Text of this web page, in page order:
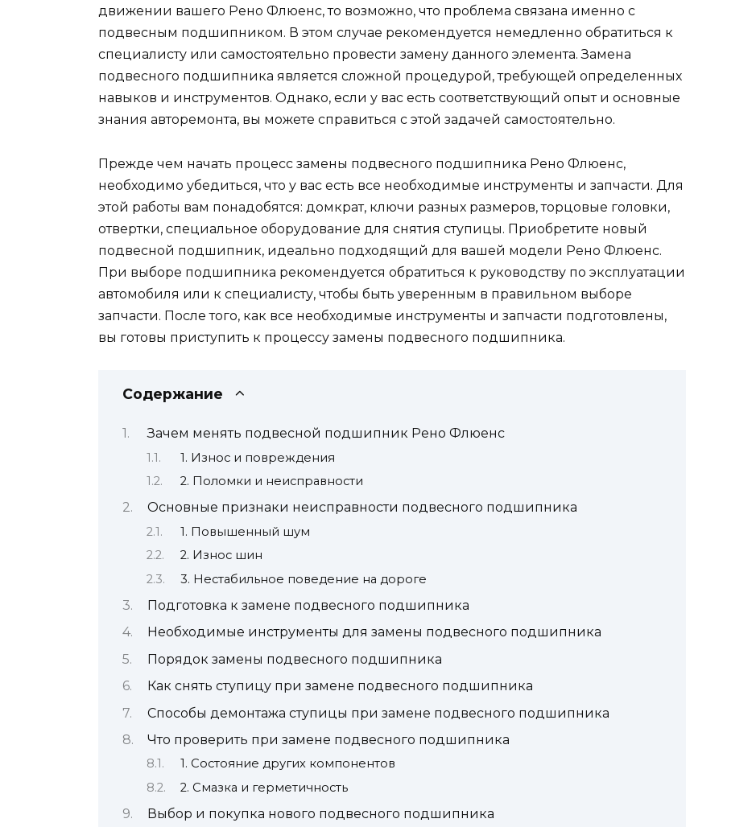
движении вашего Рено Флюенс, то возможно, что проблема связана именно с
подвесным подшипником. В этом случае рекомендуется немедленно обратиться к
специалисту или самостоятельно провести замену данного элемента. Замена
подвесного подшипника является сложной процедурой, требующей определенных
навыков и инструментов. Однако, если у вас есть соответствующий опыт и основные
знания авторемонта, вы можете справиться с этой задачей самостоятельно.
Прежде чем начать процесс замены подвесного подшипника Рено Флюенс,
необходимо убедиться, что у вас есть все необходимые инструменты и запчасти. Для
этой работы вам понадобятся: домкрат, ключи разных размеров, торцовые головки,
отвертки, специальное оборудование для снятия ступицы. Приобретите новый
подвесной подшипник, идеально подходящий для вашей модели Рено Флюенс.
При выборе подшипника рекомендуется обратиться к руководству по эксплуатации
автомобиля или к специалисту, чтобы быть уверенным в правильном выборе
запчасти. После того, как все необходимые инструменты и запчасти подготовлены,
вы готовы приступить к процессу замены подвесного подшипника.
Содержание
Зачем менять подвесной подшипник Рено Флюенс
1. Износ и повреждения
2. Поломки и неисправности
Основные признаки неисправности подвесного подшипника
1. Повышенный шум
2. Износ шин
3. Нестабильное поведение на дороге
Подготовка к замене подвесного подшипника
Необходимые инструменты для замены подвесного подшипника
Порядок замены подвесного подшипника
Как снять ступицу при замене подвесного подшипника
Способы демонтажа ступицы при замене подвесного подшипника
Что проверить при замене подвесного подшипника
1. Состояние других компонентов
2. Смазка и герметичность
Выбор и покупка нового подвесного подшипника